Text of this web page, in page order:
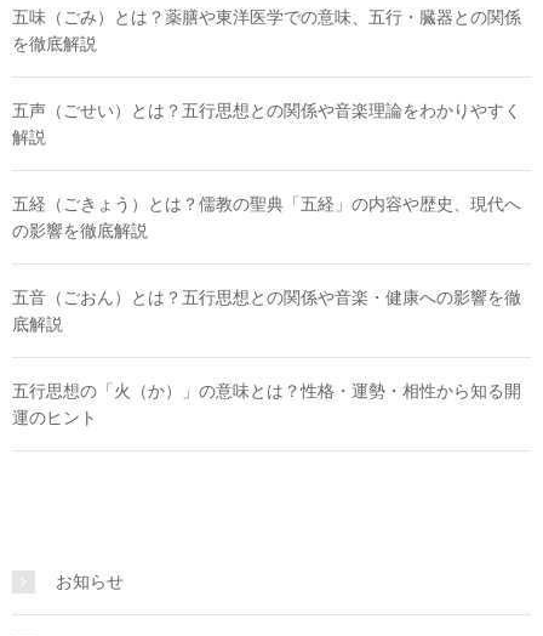
五味（ごみ）とは？薬膳や東洋医学での意味、五行・臓器との関係
を徹底解説
五声（ごせい）とは？五行思想との関係や音楽理論をわかりやすく
解説
五経（ごきょう）とは？儒教の聖典「五経」の内容や歴史、現代へ
の影響を徹底解説
五音（ごおん）とは？五行思想との関係や音楽・健康への影響を徹
底解説
五行思想の「火（か）」の意味とは？性格・運勢・相性から知る開
運のヒント
お知らせ